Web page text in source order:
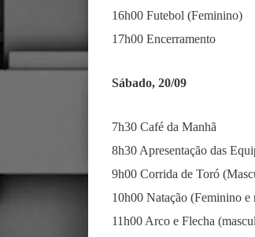
16h00 Futebol (Feminino)
17h00 Encerramento
Sábado, 20/09
7h30 Café da Manhã
8h30 Apresentação das
9h00 Corrida de Toró
10h00 Natação (Feminino e
11h00 Arco e Flecha